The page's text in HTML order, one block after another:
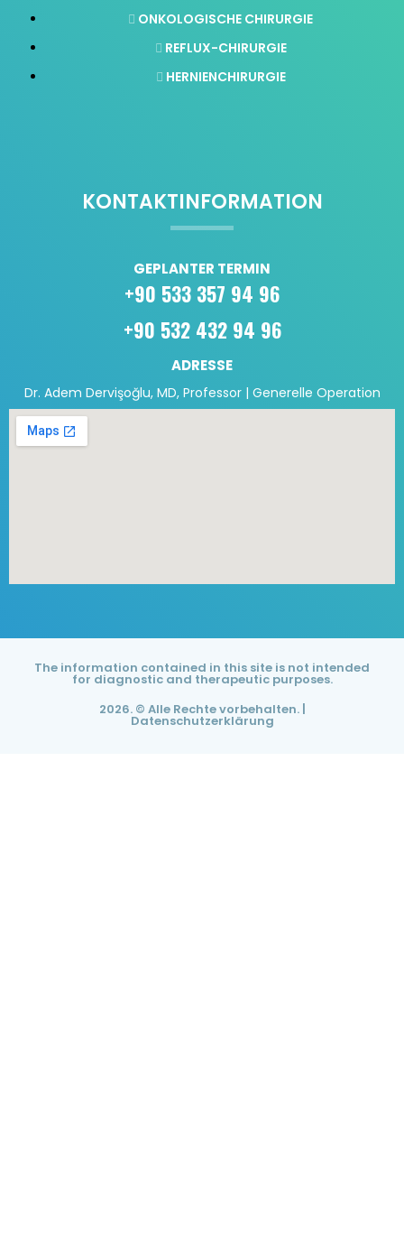
ONKOLOGISCHE CHIRURGIE
REFLUX-CHIRURGIE
HERNIENCHIRURGIE
KONTAKTINFORMATION
GEPLANTER TERMIN
+90 533 357 94 96
+90 532 432 94 96
ADRESSE
Dr. Adem Dervişoğlu, MD, Professor | Generelle Operation
The information contained in this site is not intended
for diagnostic and therapeutic purposes.
2026. © Alle Rechte vorbehalten. |
Datenschutzerklärung